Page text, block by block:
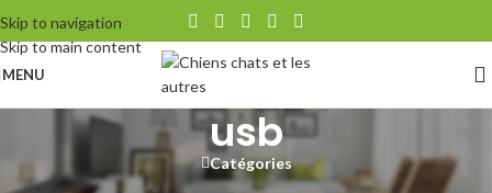
Skip to navigation
Skip to main content
MENU
usb
Catégories
Accueil/Produits identifiés “usb”